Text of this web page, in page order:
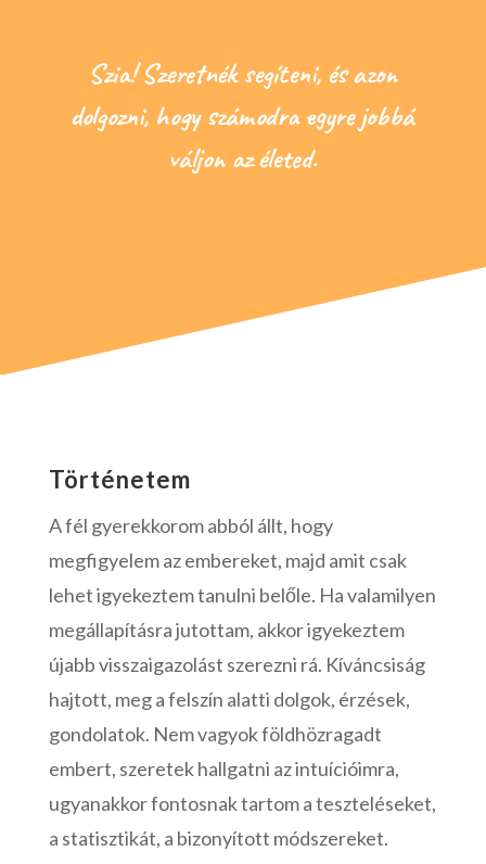
Szia! Szeretnék segíteni, és azon
dolgozni, hogy számodra egyre jobbá
váljon az életed.
Történetem
A fél gyerekkorom abból állt, hogy
megfigyelem az embereket, majd amit csak
lehet igyekeztem tanulni belőle. Ha valamilyen
megállapításra jutottam, akkor igyekeztem
újabb visszaigazolást szerezni rá. Kíváncsiság
hajtott, meg a felszín alatti dolgok, érzések,
gondolatok. Nem vagyok földhözragadt
embert, szeretek hallgatni az intuícióimra,
ugyanakkor fontosnak tartom a teszteléseket,
a statisztikát, a bizonyított módszereket.